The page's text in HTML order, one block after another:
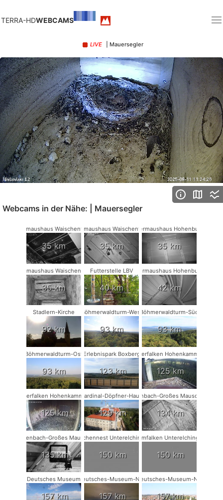
TERRA-HDWEBCAMS
Unmute Loaded:
100.00%
LIVE | Mauersegler
Webcams in der Nähe: | Mauersegler
Fledermaushaus Waischenfeld #3
35 km
Fledermaushaus Waischenfeld #2
35 km
Fledermaushaus Hohenburg #1
35 km
Fledermaushaus Waischenfeld #1
35 km
Futterstelle LBV
40 km
Fledermaushaus Hohenburg #2
42 km
Stadlern-Kirche
92 km
Böhmerwaldturm-West
93 km
Böhmerwaldturm-Süd
93 km
Böhmerwaldturm-Ost
93 km
Erlebnispark Boxberg
123 km
Wanderfalken Hohenkammer #2
125 km
Wanderfalken Hohenkammer #1
125 km
Kardinal-Döpfner-Haus
129 km
Rodenbach-Großes Mausohr #2
134 km
Rodenbach-Großes Mausohr
135 km
Storchennest Unterelchingen
150 km
Turmfalken Unterelchingen
150 km
Deutsches Museum
157 km
Deutsches-Museum-NW
157 km
Deutsches-Museum-NO
157 km